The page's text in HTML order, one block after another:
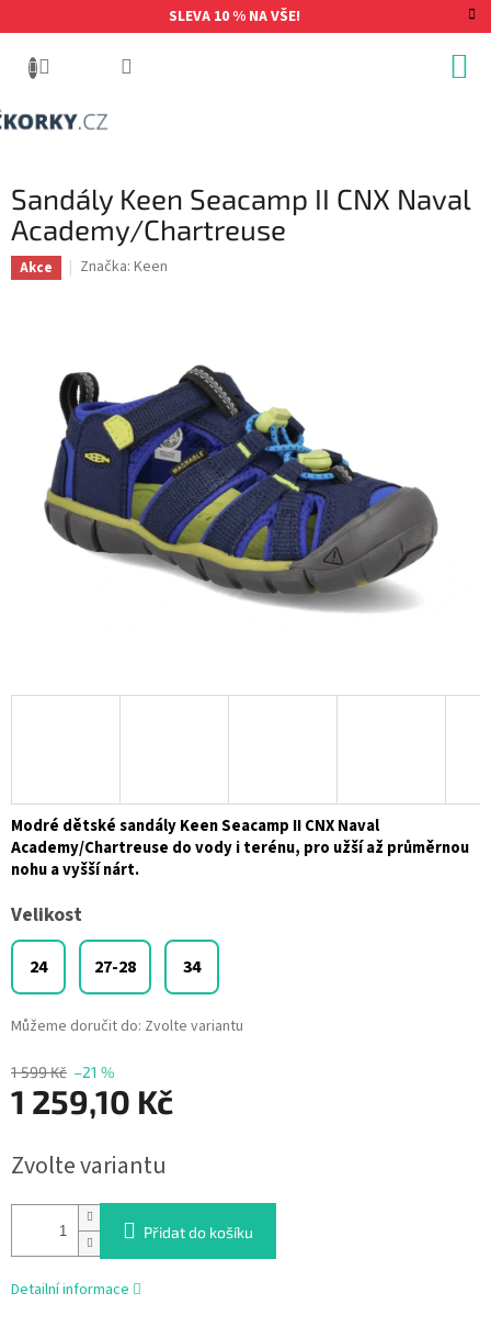
na
SLEVA 10 % NA VŠE!
Sandály Keen Seacamp II CNX Naval
Academy/Chartreuse
Akce Značka: Keen
1 599 Kč –21 %
1 259,10 Kč
cena:
Zvolte variantu
Velikost
24 27-28 34
Můžeme doručit do: Zvolte variantu
Přidat do košíku
Modré dětské sandály Keen Seacamp II CNX Naval
Academy/Chartreuse do vody i terénu, pro užší až průměrnou
nohu a vyšší nárt.
Detailní informace